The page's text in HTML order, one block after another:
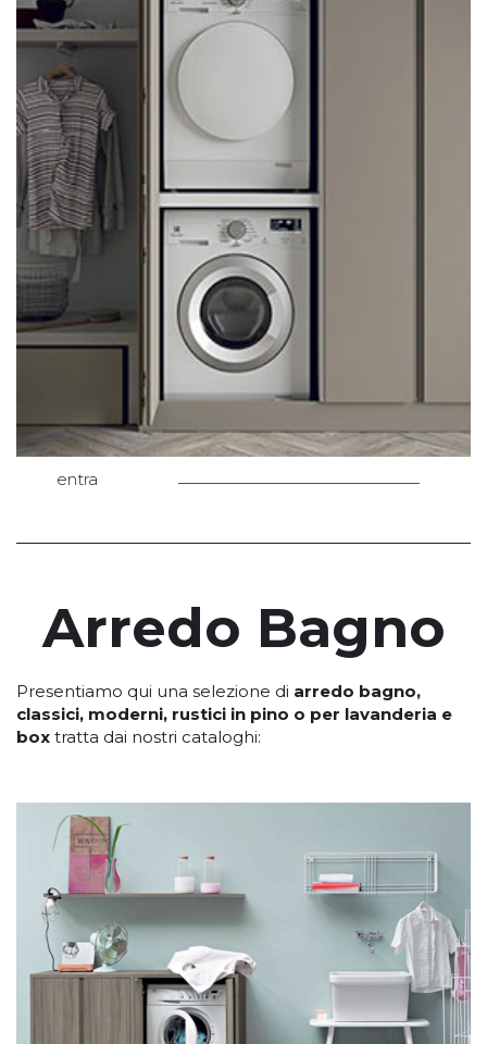
entra
Arredo Bagno
Presentiamo qui una selezione di arredo bagno,
classici, moderni, rustici in pino o per lavanderia e
box tratta dai nostri cataloghi: